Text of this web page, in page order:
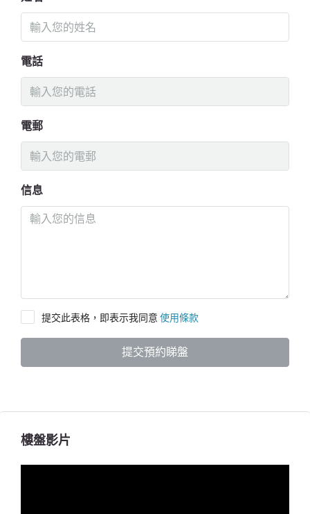
電話
電郵
信息
提交此表格，即表示我同意 使用條款
提交預約睇盤
樓盤影片